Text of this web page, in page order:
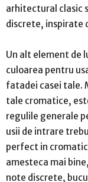
arhitectural clasic
discrete, inspirate
Un alt element de
culoarea pentru
fatadei casei tale.
tale cromatice,
regulile generale
usii de intrare
perfect in
amesteca mai
note discrete,